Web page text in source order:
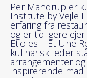
Per Mandrup er
Institute by Vejle
erfaring fra
og er tidligere
Etioles – Et Une
kulinarisk leder
arrangementer
inspirerende mad